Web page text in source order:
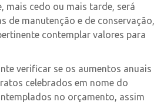
mais cedo ou mais tarde, será
de manutenção e de conservação,
contemplar valores para
verificar se os aumentos anuais
celebrados em nome do
no orçamento, assim